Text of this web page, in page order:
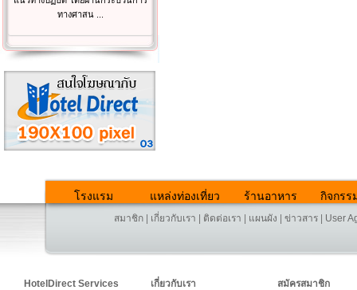
ทางศาสน ...
โรงแรม แหล่งท่องเที่ยว ร้านอาหาร กิจกรร
สมาชิก เกี่ยวกับเรา ติดต่อเรา แผนผัง ข่าวสาร User
HotelDirect Services
เกี่ยวกับเรา
สมัครสมาชิก